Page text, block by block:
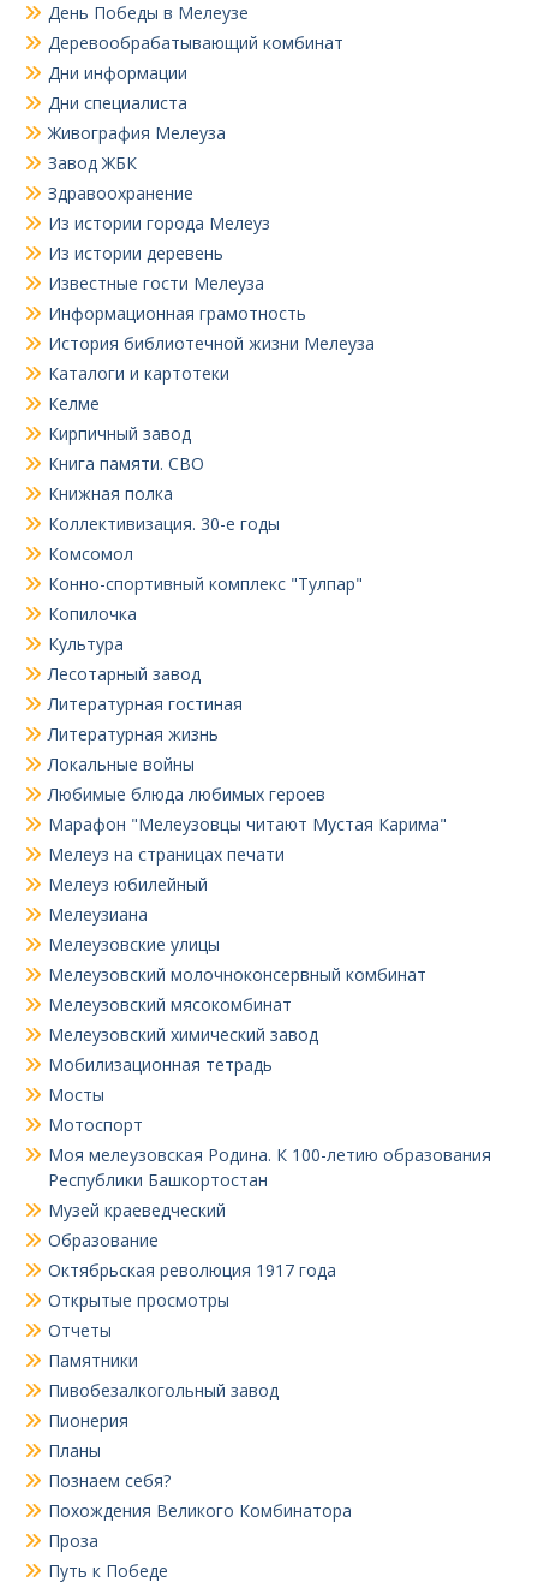
День Победы в Мелеузе
Деревообрабатывающий комбинат
Дни информации
Дни специалиста
Живография Мелеуза
Завод ЖБК
Здравоохранение
Из истории города Мелеуз
Из истории деревень
Известные гости Мелеуза
Информационная грамотность
История библиотечной жизни Мелеуза
Каталоги и картотеки
Келме
Кирпичный завод
Книга памяти. СВО
Книжная полка
Коллективизация. 30-е годы
Комсомол
Конно-спортивный комплекс "Тулпар"
Копилочка
Культура
Лесотарный завод
Литературная гостиная
Литературная жизнь
Локальные войны
Любимые блюда любимых героев
Марафон "Мелеузовцы читают Мустая Карима"
Мелеуз на страницах печати
Мелеуз юбилейный
Мелеузиана
Мелеузовские улицы
Мелеузовский молочноконсервный комбинат
Мелеузовский мясокомбинат
Мелеузовский химический завод
Мобилизационная тетрадь
Мосты
Мотоспорт
Моя мелеузовская Родина. К 100-летию образования
Республики Башкортостан
Музей краеведческий
Образование
Октябрьская революция 1917 года
Открытые просмотры
Отчеты
Памятники
Пивобезалкогольный завод
Пионерия
Планы
Познаем себя?
Похождения Великого Комбинатора
Проза
Путь к Победе